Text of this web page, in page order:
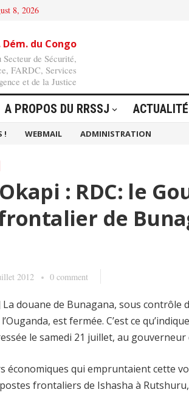
8, 2026
Dém. du Congo
de Sécurité,
FARDC, Services
et de la Justice
A PROPOS DU RRSSJ ACTUALITÉ
! WEBMAIL ADMINISTRATION
: RDC: le
de
2012 0 comment
douane de Bunagana, sous contrôle
est fermée. C’est ce
le samedi 21 juillet, au
économiques qui empruntaient cette
frontaliers de Ishasha à